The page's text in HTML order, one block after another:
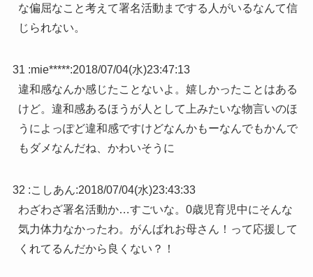
な偏屈なこと考えて署名活動までする人がいるなんて信
じられない。
31 :mie*****:2018/07/04(水)23:47:13
違和感なんか感じたことないよ。嬉しかったことはある
けど。違和感あるほうが人として上みたいな物言いのほ
うによっぽど違和感ですけどなんかもーなんでもかんで
もダメなんだね、かわいそうに
32 :こしあん:2018/07/04(水)23:43:33
わざわざ署名活動か…すごいな。0歳児育児中にそんな
気力体力なかったわ。がんばれお母さん！って応援して
くれてるんだから良くない？！